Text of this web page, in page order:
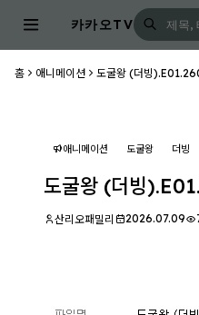
카카오TV
홈 애니메이션 도굴왕 (더빙
애니메이션 도굴왕 더빙
도굴왕 (더빙
산리오패밀리 2026.07.09